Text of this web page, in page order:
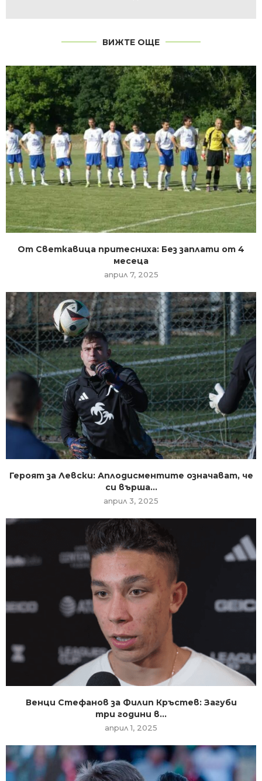
ВИЖТЕ ОЩЕ
От Светкавица притесниха: Без заплати от 4
месеца
април 7, 2025
Героят за Левски: Аплодисментите означават, че
си върша...
април 3, 2025
Венци Стефанов за Филип Кръстев: Загуби
три години в...
април 1, 2025